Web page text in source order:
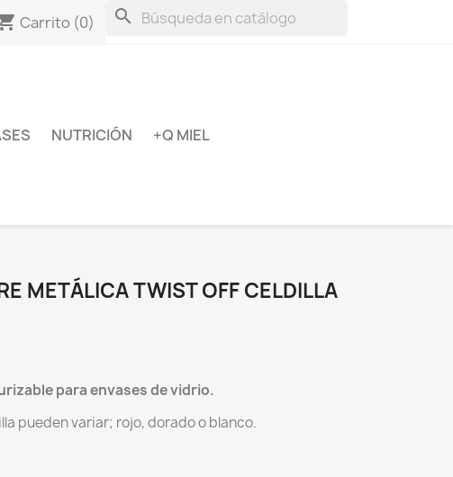
Carrito (0) search
NUTRICIÓN +Q MIEL
METÁLICA TWIST OFF CELDILLA
para envases de vidrio.
pueden variar; rojo, dorado o blanco.